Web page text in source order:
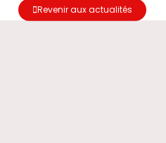
Revenir aux actualités